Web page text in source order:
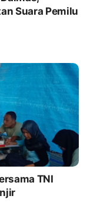
Suara Pemilu
TNI